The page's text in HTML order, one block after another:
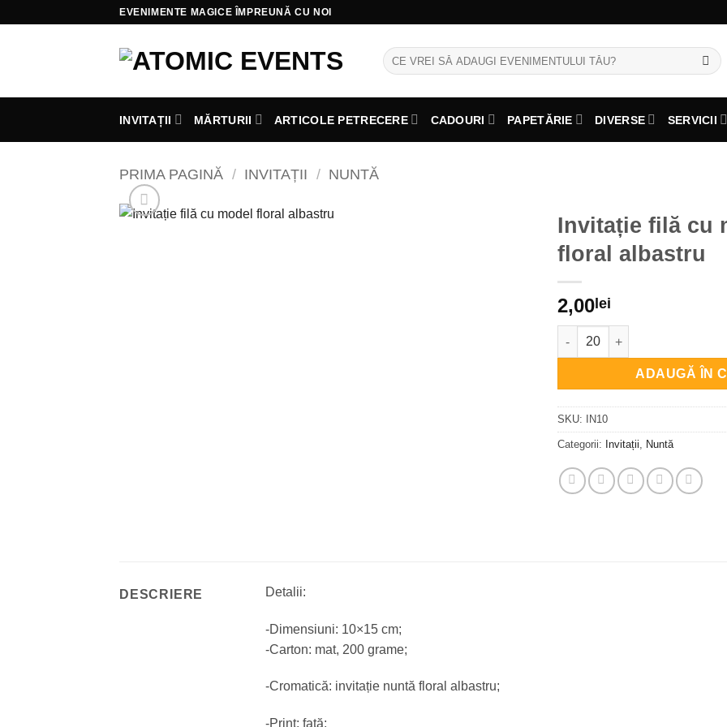
EVENIMENTE MAGICE ÎMPREUNĂ CU NOI
Caută
după:
INVITAȚII MĂRTURII ARTICOLE PETRECERE CADOURI PAPETĂRIE DIVERSE SERVICII
PRIMA PAGINĂ / INVITAȚII / NUNTĂ
Invitație filă cu
floral albastru
2,00 lei
Cantitate Invitație filă cu
ADAUGĂ ÎN
SKU: IN10
Categorii: Invitații Nuntă
DESCRIERE Detalii:
-Dimensiuni: 10×15 cm;
-Carton: mat, 200 grame;
-Cromatică: invitație nuntă floral albastru;
-Print: față;